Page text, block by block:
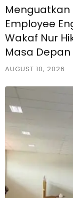
Menguatkan
Employee
Wakaf Nur
Masa Depan
AUGUST 10, 2026